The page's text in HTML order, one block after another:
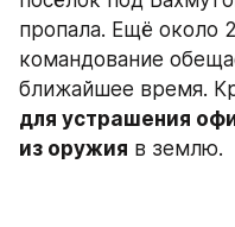
пропала. Ещё около
командование
для устрашения
из оружия в землю.